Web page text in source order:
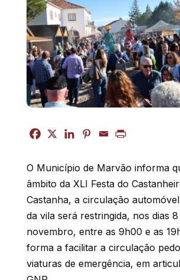
O Município de Marvão informa
âmbito da XLI Festa do
Castanha, a circulação
da vila será restringida, nos dias
novembro, entre as 9h00 e as
forma a facilitar a circulação
viaturas de emergência, em